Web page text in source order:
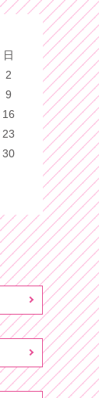
日
2
9
16
23
30